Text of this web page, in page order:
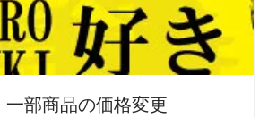
一部商品の価格変更